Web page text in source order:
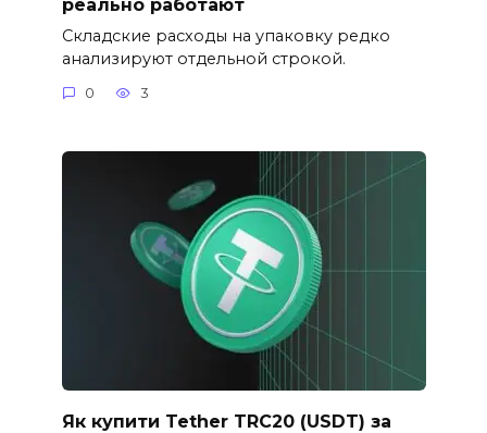
реально работают
Складские расходы на упаковку редко
анализируют отдельной строкой.
0 3
Як купити Tether TRC20 (USDT) за